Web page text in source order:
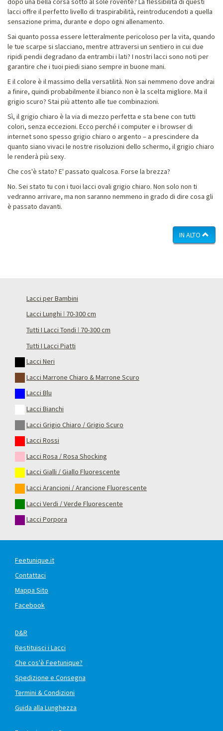
lacci offre il perfetto livello di traspirabilità, reintroducendoti a quella
sensazione prima, durante e dopo ogni allenamento.
Sai quanto possa essere letteralmente pericoloso per la vita, quando
le tue scarpe si slacciano, mentre attraversi un sentiero in cui due
ripidi pendii degradano da entrambi i lati? I nostri lacci sono noti per
garantire che i tuoi piedi siano sempre in buone mani.
E il colore è il massimo della versatilità. Non sai nemmeno dove andrai
a finire, quindi probabilmente il bianco non è la scelta migliore. Ma il
grigio scuro? Stai più attento alle tue combinazioni.
Sì, il grigio chiaro è la via di mezzo perfetta e sta bene con tutti
colori, senza eccezioni. Ecco perché i computer e i browser di
internet sono spesso grigio chiaro o argento – a prescindere da
quanto siano vivaci le nostre risoluzioni dello schermo, il grigio chiaro
le renderà più sexy.
Che cos'è stato? E' passato qualcosa. Forse la brezza?
No. Sei stato tu con i tuoi lacci ovali grigio chiaro. Non solo non ti
vedranno arrivare, ma non saranno nemmeno in grado di dire cosa gli
è passato davanti.
IN ALTO
Lacci per Bambini
Lacci Lunghi ǀ 70-300 cm
Tutti I Lacci Tondi ǀ 70-300 cm
Tutti I Lacci Piatti
Lacci Neri
Lacci Marrone Chiaro & Marrone Scuro
Lacci Blu
Lacci Bianchi
Lacci Grigio Chiaro / Grigio Scuro
Lacci Rossi
Lacci Rosa / Rosa Shocking
Lacci Gialli / Giallo Fluorescente
Lacci Arancioni / Arancione Fluorescente
Lacci Verdi / Verde Fluorescente
Lacci Porpora
Feetunique.it
Contattaci
Mappa Sito
Facebook
D&R
Restituisci i Lacci
Che cos'è Feetunique?
Spedizione e Consegna
Termini & Condizioni
Guida alla Lunghezza